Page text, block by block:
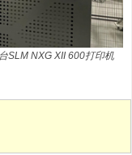
SLM NXG XII 600打印机